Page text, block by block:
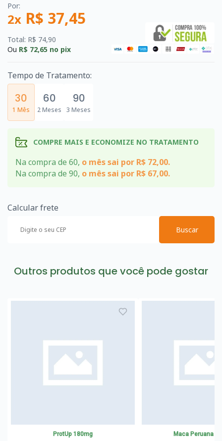
Por:
2x R$ 37,45
Total: R$ 74,90
Ou R$ 72,65 no pix
Tempo de Tratamento:
30
1 Mês
60
2 Meses
90
3 Meses
COMPRE MAIS E ECONOMIZE NO TRATAMENTO
Na compra de 60, o mês sai por R$ 72,00.
Na compra de 90, o mês sai por R$ 67,00.
Calcular frete
Buscar
Outros produtos que você pode gostar
ProtUp 180mg Maca Peruana